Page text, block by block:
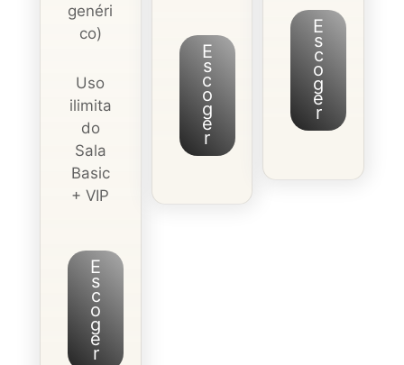
genéri
co)
Uso
ilimita
do
Sala
Basic
+ VIP
E
s
c
o
g
e
r
E
s
c
o
g
e
r
E
s
c
o
g
e
r